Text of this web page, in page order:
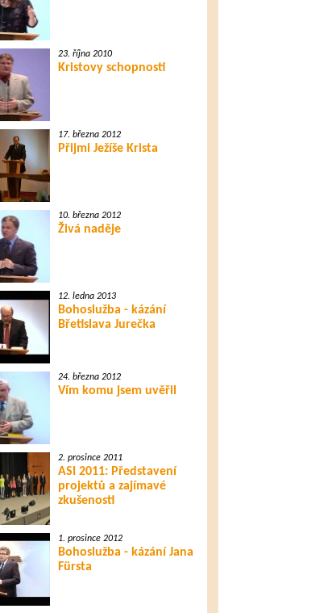
23. října 2010
Kristovy schopnosti
17. března 2012
Přijmi Ježíše Krista
10. března 2012
Živá naděje
12. ledna 2013
Bohoslužba - kázání
Břetislava Jurečka
24. března 2012
Vím komu jsem uvěřil
2. prosince 2011
ASI 2011: Představení
projektů a zajímavé
zkušenosti
1. prosince 2012
Bohoslužba - kázání Jana
Fürsta